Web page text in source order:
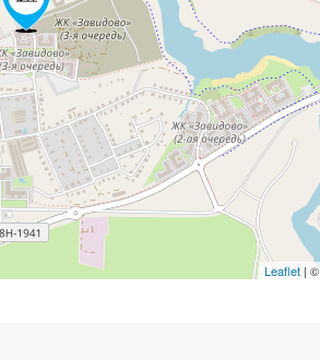
Leaflet| ©